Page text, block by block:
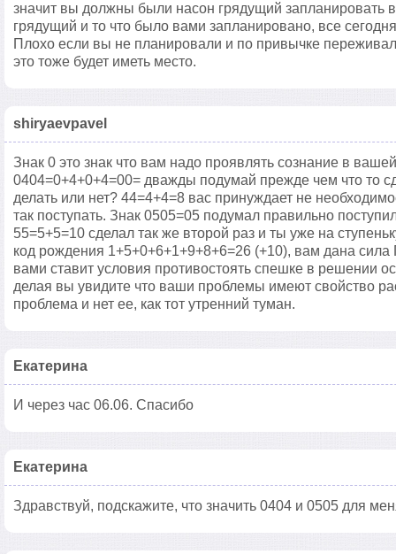
значит вы должны были насон грядущий запланировать
грядущий и то что было вами запланировано, все
Плохо если вы не планировали и по привычке
это тоже будет иметь место.
shiryaevpavel
Знак 0 это знак что вам надо проявлять сознание в
0404=0+4+0+4=00= дважды подумай прежде чем что то
делать или нет? 44=4+4=8 вас принуждает не
так поступать. Знак 0505=05 подумал правильно
55=5+5=10 сделал так же второй раз и ты уже на
код рождения 1+5+0+6+1+9+8+6=26 (+10), вам дана сила
вами ставит условия противостоять спешке в решении
делая вы увидите что ваши проблемы имеют свойство
проблема и нет ее, как тот утренний туман.
Екатерина
И через час 06.06. Спасибо
Екатерина
Здравствуй, подскажите, что значить 0404 и 0505 для